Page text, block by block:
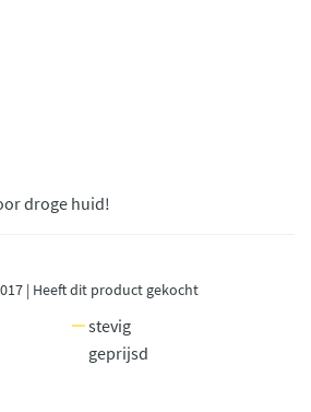
droge huid!
| Heeft dit product gekocht
stevig
geprijsd